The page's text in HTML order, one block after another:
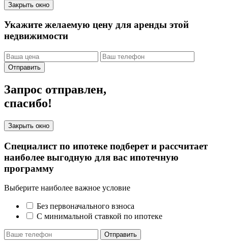
Закрыть окно
Укажите желаемую цену для аренды этой
недвижимости
Отправить
Запрос отправлен,
спасибо!
Закрыть окно
Специалист по ипотеке подберет и рассчитает
наиболее выгодную для вас ипотечную
программу
Выберите наиболее важное условие
Без первоначального взноса
С минимальной ставкой по ипотеке
Отправить